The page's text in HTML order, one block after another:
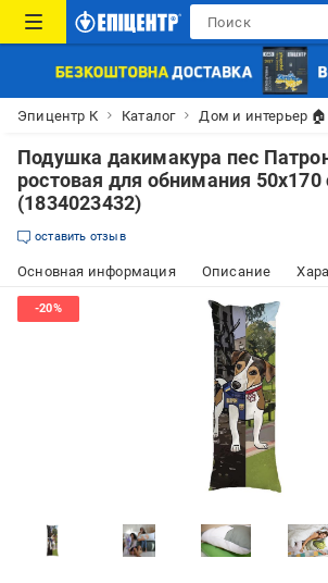
Эпицентр К Каталог Дом и интерьер 🏠
Подушка дакимакура пес
ростовая для обнимания 50x170
(1834023432)
оставить отзыв
Основная информация Описание